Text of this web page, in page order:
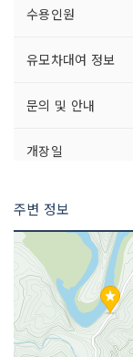
수용인원
유모차대여 정보
문의 및 안내
개장일
주변 정보